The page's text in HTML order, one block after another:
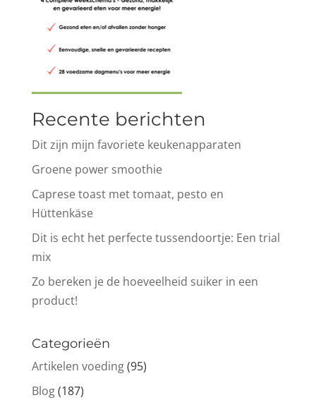
Recente berichten
Dit zijn mijn favoriete keukenapparaten
Groene power smoothie
Caprese toast met tomaat, pesto en
Hüttenkäse
Dit is echt het perfecte tussendoortje: Een trial
mix
Zo bereken je de hoeveelheid suiker in een
product!
Categorieën
Artikelen voeding(95)
Blog(187)